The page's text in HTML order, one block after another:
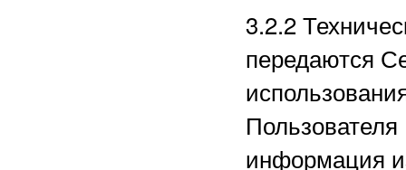
3.2.2
передаются
информация